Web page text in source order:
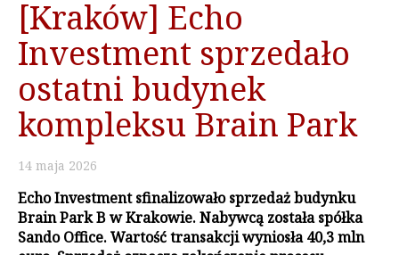
[Kraków] Echo
Investment sprzedało
ostatni budynek
kompleksu Brain Park
14 maja 2026
Echo Investment sfinalizowało sprzedaż budynku
Brain Park B w Krakowie. Nabywcą została spółka
Sando Office. Wartość transakcji wyniosła 40,3 mln